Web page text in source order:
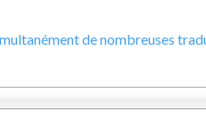
de nombreuses